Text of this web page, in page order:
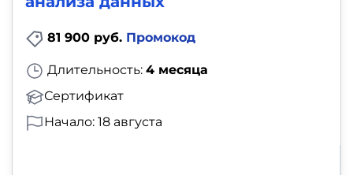
81 900 руб. Промокод
Длительность: 4 месяца
Сертификат
Начало: 18 августа